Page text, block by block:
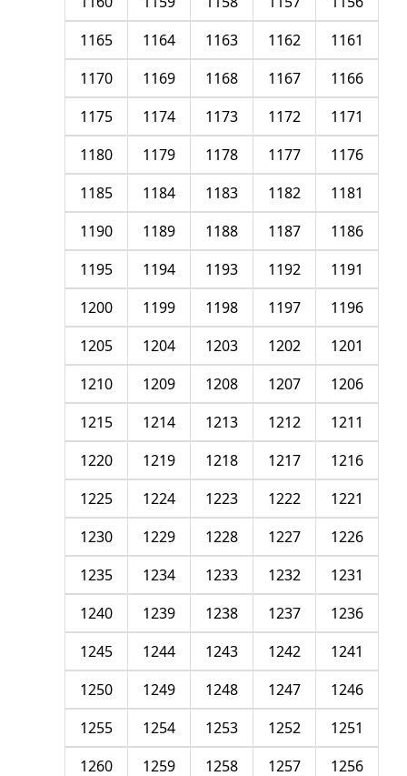
1161
1162
1163
1164
1165
1166
1167
1168
1169
1170
1171
1172
1173
1174
1175
1176
1177
1178
1179
1180
1181
1182
1183
1184
1185
1186
1187
1188
1189
1190
1191
1192
1193
1194
1195
1196
1197
1198
1199
1200
1201
1202
1203
1204
1205
1206
1207
1208
1209
1210
1211
1212
1213
1214
1215
1216
1217
1218
1219
1220
1221
1222
1223
1224
1225
1226
1227
1228
1229
1230
1231
1232
1233
1234
1235
1236
1237
1238
1239
1240
1241
1242
1243
1244
1245
1246
1247
1248
1249
1250
1251
1252
1253
1254
1255
1256
1257
1258
1259
1260